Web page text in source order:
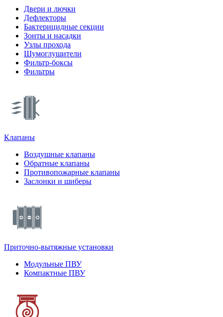
Двери и лючки
Дефлекторы
Бактерицидные секции
Зонты и насадки
Узлы прохода
Шумоглушители
Фильтр-боксы
Фильтры
Клапаны
Воздушные клапаны
Обратные клапаны
Противопожарные клапаны
Заслонки и шиберы
Приточно-вытяжные установки
Модульные ПВУ
Компактные ПВУ